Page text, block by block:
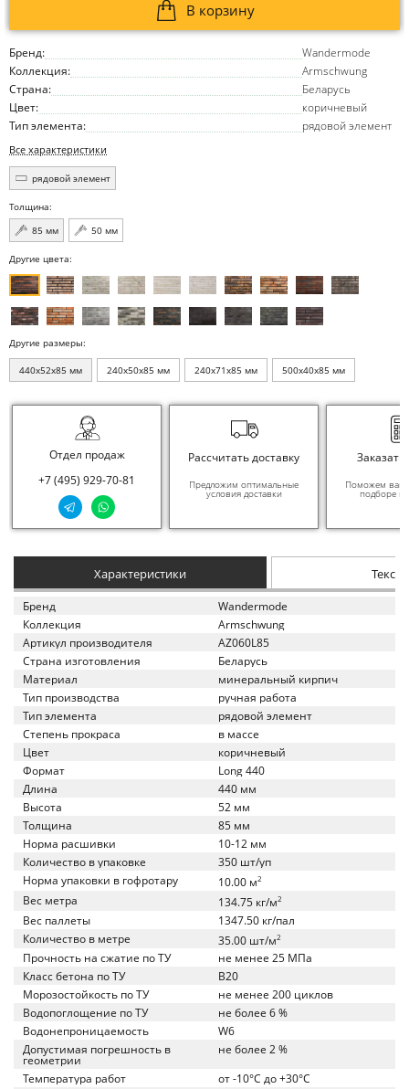
Бренд:
Wandermode
Коллекция:
Armschwung
Страна:
Беларусь
Цвет:
коричневый
Тип элемента:
рядовой элемент
Все характеристики
рядовой элемент
Толщина:
85 мм
50 мм
В корзину
Другие цвета:
Другие размеры:
440x52x85 мм 240x50x85 мм 240x71x85 мм 500x40x85 мм
Отдел продаж
+7 (495) 929-70-81
Рассчитать доставку
Предложим оптимальные
условия доставки
Заказать
Поможем вам
подборе
Характеристики
Бренд
Wandermode
Коллекция
Armschwung
Артикул производителя
AZ060L85
Страна изготовления
Беларусь
Материал
минеральный кирпич
Тип производства
ручная работа
Тип элемента
рядовой элемент
Степень прокраса
в массе
Цвет
коричневый
Формат
Long 440
Длина
440 мм
Высота
52 мм
Толщина
85 мм
Норма расшивки
10-12 мм
Количество в упаковке
350 шт/уп
Норма упаковки в гофротару
10.00 м2
Вес метра 134.75 кг/м2
Вес паллеты
1347.50 кг/пал
Количество в метре
35.00 шт/м2
Прочность на сжатие по ТУ
не менее 25 МПа
Класс бетона по ТУ
B20
Морозостойкость по ТУ
не менее 200 циклов
Водопоглощение по ТУ
не более 6 %
Водонепроницаемость
W6
Допустимая погрешность в
геометрии
не более 2 %
Температура работ
от -10°C до +30°C